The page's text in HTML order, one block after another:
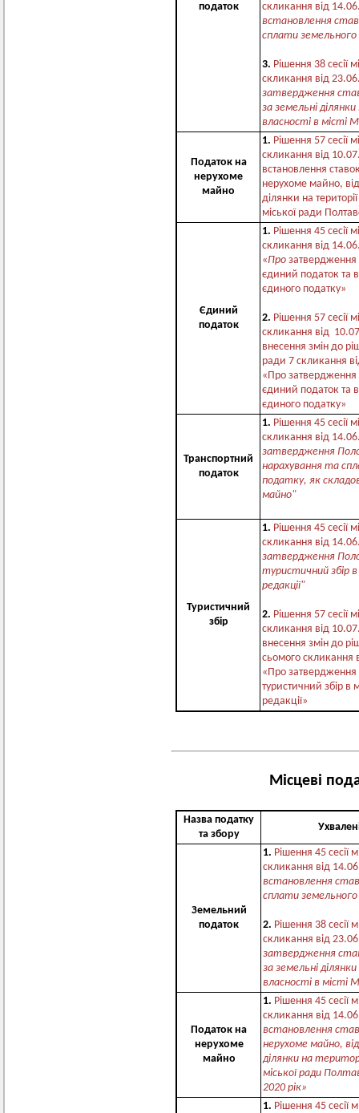
податок
скликання від
встановлення
сплати
3. Рішення 38 сесії
скликання від
затвердження
за земельні
власності в місті
Податок на
нерухоме
майно
1. Рішення 57 сесії
скликання від
встановлення
нерухоме майно,
ділянки на
міської ради
Єдиний
податок
1. Рішення 45 сесії
скликання від
«Про
єдиний податок та
єдиного податку»
2. Рішення 57 сесії
скликання від
внесення змін до
ради 7 скликання
«Про
єдиний податок та
єдиного податку»
Транспортний
податок
1. Рішення 45 сесії
скликання від
затвердження
нарахування та
податку, як
майно"
Туристичний
збір
1. Рішення 45 сесії
скликання від
затвердження
туристичний збір
редакції"
2. Рішення 57 сесії
скликання від
внесення змін до
сьомого
«Про
туристичний збір
редакції»
Місцеві
Назва податку
та збору
Земельний
податок
1. Рішення 45 сесії
скликання від
встановлення
сплати
2. Рішення 38 сесії
скликання від
затвердження
за земельні
власності в місті
Податок на
нерухоме
майно
1. Рішення 45 сесії
скликання від
встановлення
нерухоме майно,
ділянки на
міської ради
2020 рік»
1. Рішення 45 сесії